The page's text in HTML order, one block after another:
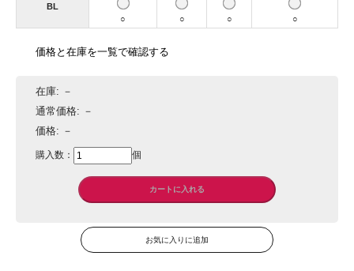
BL
○
○ ○ ○
価格と在庫を一覧で確認する
在庫: －
通常価格: －
価格: －
購入数： 個